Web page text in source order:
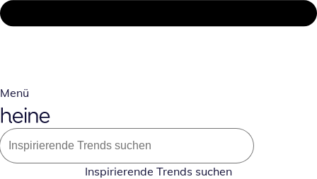
Menü
Inspirierende Trends suchen